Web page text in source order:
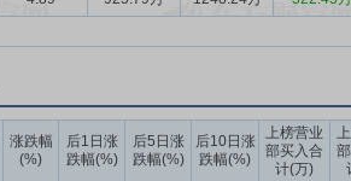
工材料提质优供给，以绿色化、数字化改造
把质的有效提升和量的合理增长统一于高质
性。此外，面对欧盟碳边境调节机制（
贸易壁垒。
涨跌幅
(%)
后1日涨
跌幅(%)
后5日涨
跌幅(%)
后10日涨
跌幅(%)
上榜营业
部买入合
计(万)